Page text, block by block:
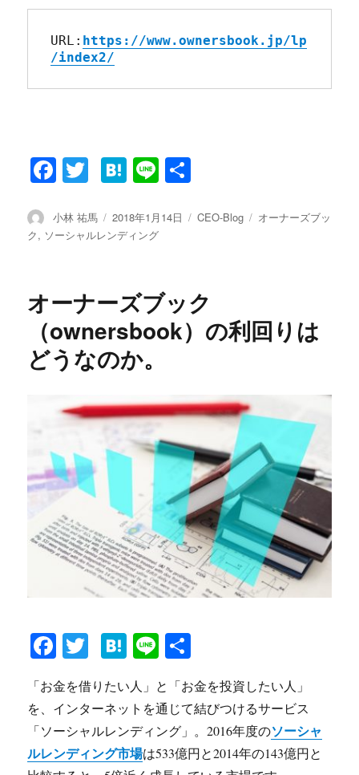
URL: https://www.ownersbook.jp/lp
/index2/
Fa
bo
ok
T
tte
r
H
en
a
Li
投
稿
小林 祐馬
投
稿
2018年1月14日
カ
CEO-Blog
タ
オーナーズブッ
ク, ソーシャルレンディング
オーナーズブック
（ownersbook）の利回りは
どうなのか。
Fa
ce
bo
ok
T
tte
r
H
at
en
a
Li
ne 有
「お金を借りたい人」と「お金を投資したい人」
を、インターネットを通じて結びつけるサービス
「ソーシャルレンディング」。2016年度のソーシャ
ルレンディング市場は533億円と2014年の143億円と